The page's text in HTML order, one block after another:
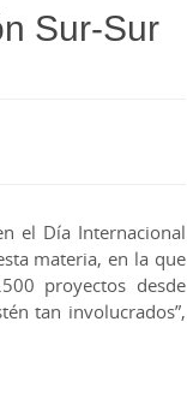
Sur-Sur
el Día Internacional
materia, en la que
proyectos desde
tan involucrados”,